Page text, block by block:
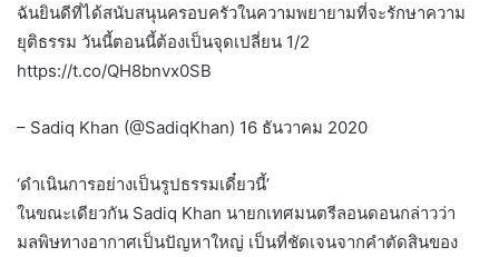
ฉันยินดีที่ได้สนับสนุนครอบครัวในความพยายามที่จะรักษาความ
ยุติธรรม วันนี้ตอนนี้ต้องเป็นจุดเปลี่ยน 1/2
https://t.co/QH8bnvx0SB
– Sadiq Khan (@SadiqKhan) 16 ธันวาคม 2020
‘ดำเนินการอย่างเป็นรูปธรรมเดี๋ยวนี้’
ในขณะเดียวกัน Sadiq Khan นายกเทศมนตรีลอนดอนกล่าวว่า
มลพิษทางอากาศเป็นปัญหาใหญ่ เป็นที่ชัดเจนจากคำตัดสินของ